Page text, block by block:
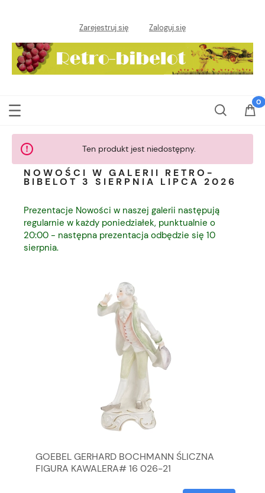
Zarejestruj się Zaloguj się
Ten produkt jest niedostępny.
NOWOŚCI W GALERII RETRO-
BIBELOT 3 SIERPNIA LIPCA 2026
Prezentacje Nowości w naszej galerii następują
regularnie w każdy poniedziałek, punktualnie o
20:00 - następna prezentacja odbędzie się 10
sierpnia.
GOEBEL GERHARD BOCHMANN ŚLICZNA
FIGURA KAWALERA# 16 026-21